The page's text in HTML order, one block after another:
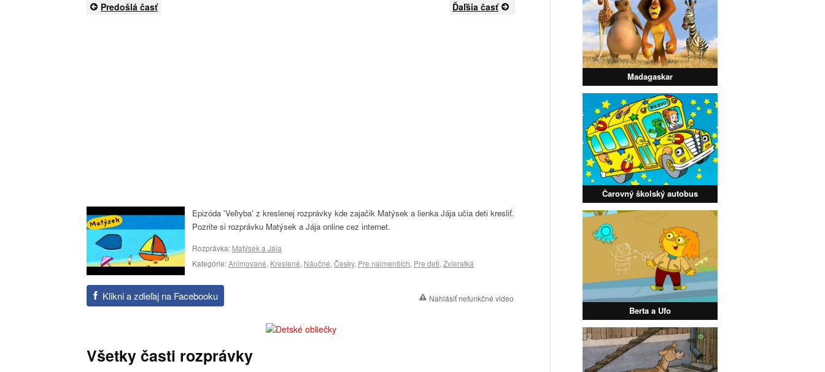
Predošlá časť Ďaľšia časť
Epizóda 'Veľryba' z kreslenej rozprávky kde zajačik Matýsek a lienka Jája učia deti kresliť.
Pozrite si rozprávku Matýsek a Jája online cez internet.
Rozprávka: Matýsek a Jája
Kategórie:Animované, Kreslené, Náučné, Česky, Pre najmenších, Pre deti, Zvieratká
Klikni a zdieľaj na Facebooku Nahlásiť nefunkčné video
Všetky časti rozprávky
Madagaskar
Čarovný školský autobus
Berta a Ufo